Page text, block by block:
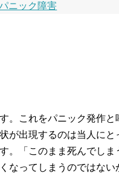
ニック障害
。これをパニック発作と
が出現するのは当人にと
。「このまま死んでしま
なってしまうのではない